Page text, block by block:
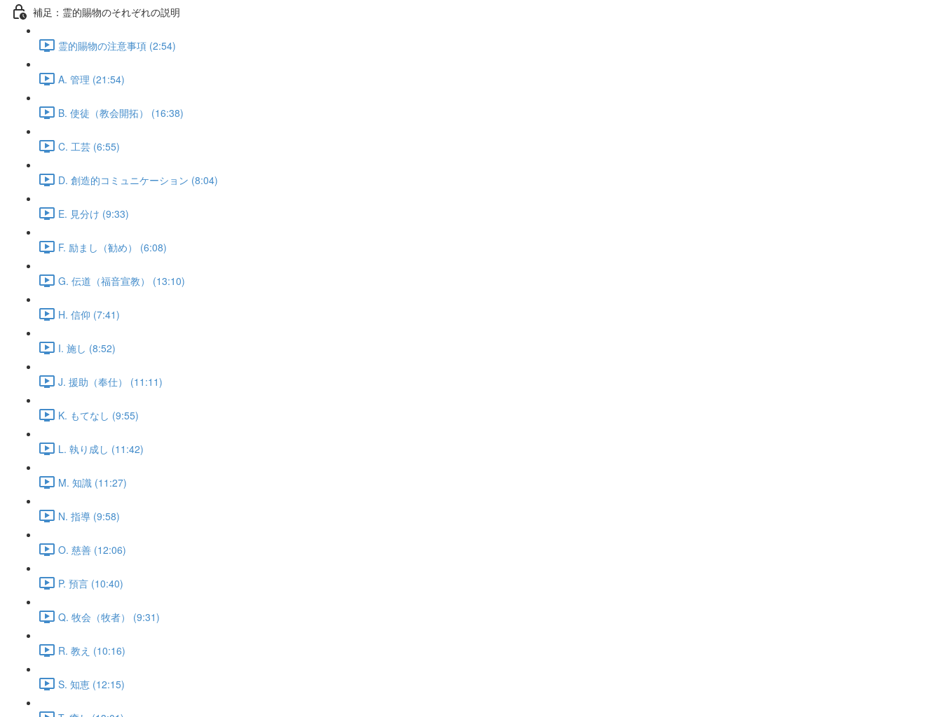
補足：霊的賜物のそれぞれの説明
霊的賜物の注意事項 (2:54)
A. 管理 (21:54)
B. 使徒（教会開拓） (16:38)
C. 工芸 (6:55)
D. 創造的コミュニケーション (8:04)
E. 見分け (9:33)
F. 励まし（勧め） (6:08)
G. 伝道（福音宣教） (13:10)
H. 信仰 (7:41)
I. 施し (8:52)
J. 援助（奉仕） (11:11)
K. もてなし (9:55)
L. 執り成し (11:42)
M. 知識 (11:27)
N. 指導 (9:58)
O. 慈善 (12:06)
P. 預言 (10:40)
Q. 牧会（牧者） (9:31)
R. 教え (10:16)
S. 知恵 (12:15)